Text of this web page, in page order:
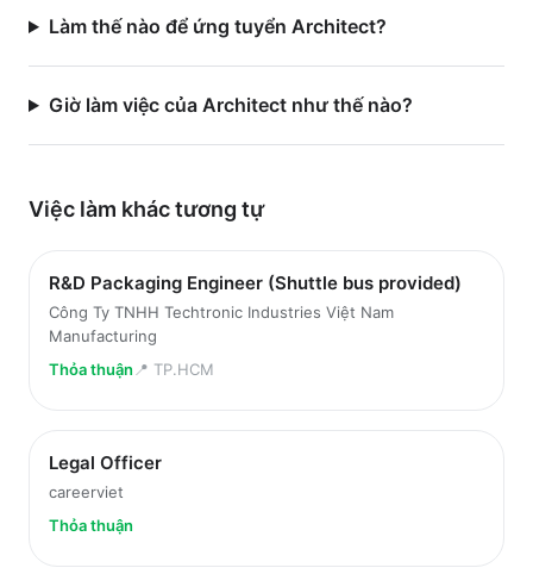
Làm thế nào để ứng tuyển Architect?
Giờ làm việc của Architect như thế nào?
Việc làm kháctương tự
R&D Packaging Engineer (Shuttle bus provided)
Công Ty TNHH Techtronic Industries Việt Nam
Manufacturing
Thỏa thuận 📍 TP.HCM
Legal Officer
careerviet
Thỏa thuận